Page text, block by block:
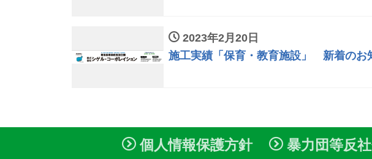
2023年2月20日
施工実績「保育・教育施設」 新着のお
個人情報保護方針 暴力団等反